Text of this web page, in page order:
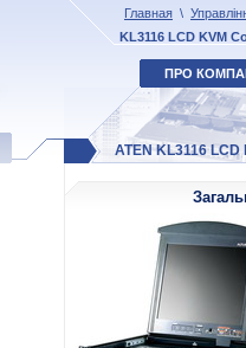
Главная \
KL3116 LCD KVM
ПРО
ATEN KL3116 LCD